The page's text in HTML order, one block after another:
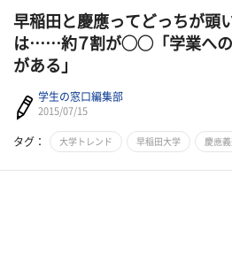
早稲田と慶應ってどっちが頭
は……約７割が◯◯「学業への
がある」
学生の窓口編集部
2015/07/15
タグ： 大学トレンド 早稲田大学 慶應